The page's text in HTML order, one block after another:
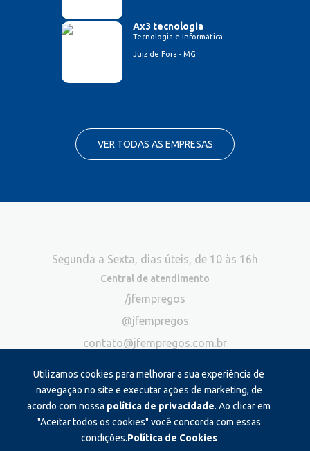
Ax3 tecnologia
Tecnologia e Informática
Juiz de Fora - MG
VER TODAS AS EMPRESAS
Utilizamos cookies para melhorar a sua experiência de
navegação no site e executar ações de marketing, de
acordo com nossa política de privacidade. Ao clicar em
"Aceitar todos os cookies" você concorda com essas
condições.Política de Cookies
Segunda a Sexta, dias úteis, de 10 às 16h
Central de atendimento
/jfempregos
@jfempregos
contato@jfempregos.com.br
Publicidade
*Exclusivo para atendimento via chat. Não atendemos ligações neste
canal
Produzido e administrado por: